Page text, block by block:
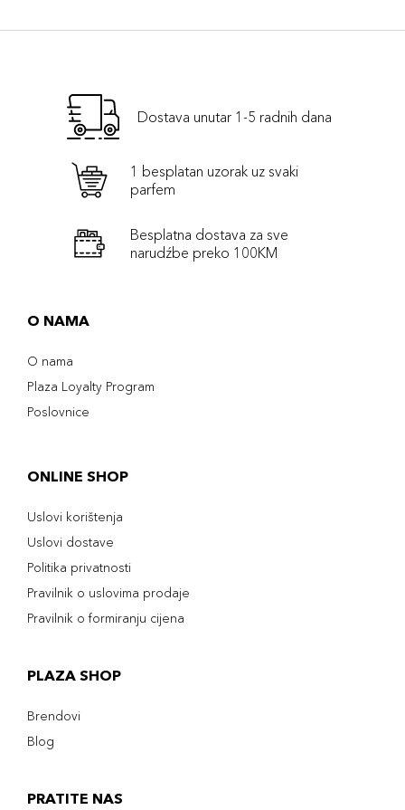
Dostava unutar 1-5 radnih dana
1 besplatan uzorak uz svaki
parfem
Besplatna dostava za sve
narudźbe preko 100KM
O NAMA
O nama
Plaza Loyalty Program
Poslovnice
ONLINE SHOP
Uslovi korištenja
Uslovi dostave
Politika privatnosti
Pravilnik o uslovima prodaje
Pravilnik o formiranju cijena
PLAZA SHOP
Brendovi
Blog
PRATITE NAS